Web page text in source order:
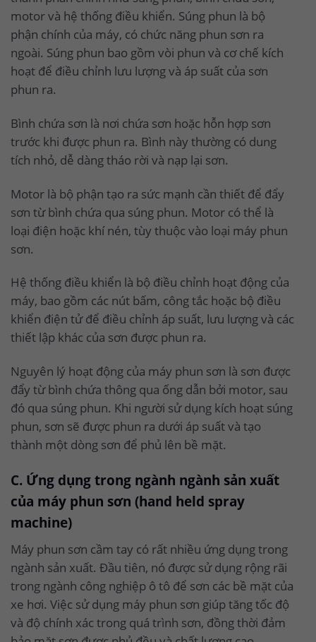
motor và hệ thống điều khiển. Súng phun là bộ
phận chính của máy, có chức năng phun sơn ra
ngoài. Súng phun bao gồm vòi phun và cơ chế kích
hoạt để điều chỉnh lưu lượng và áp suất của sơn
phun ra.
Bình chứa sơn là nơi chứa sơn hoặc hỗn hợp sơn
trước khi được phun ra. Bình này thường có dung
tích nhỏ, dễ dàng tháo rời và nạp lại sơn.
Motor là bộ phận tạo ra sức mạnh cần thiết để đẩy
sơn từ bình chứa qua súng phun. Motor có thể là
loại điện hoặc khí nén, tùy thuộc vào loại máy phun
sơn.
Hệ thống điều khiển là bộ điều chỉnh hoạt động của
máy, bao gồm các nút bấm, công tắc hoặc bộ điều
khiển điện tử để điều chỉnh áp suất, lưu lượng và các
thiết lập khác của sơn được phun ra.
Nguyên lý hoạt động của máy phun sơn là sơn được
đẩy từ bình chứa thông qua ống dẫn bởi motor, sau
đó qua súng phun. Khi người sử dụng kích hoạt súng
phun, sơn sẽ được phun ra dưới áp suất và tạo
thành một dòng sơn để phủ lên bề mặt.
C. Ứng dụng trong ngành ngành sản xuất
của máy phun sơn (hand held spray
machine)
Máy phun sơn cầm tay có rất nhiều ứng dụng trong
ngành sản xuất. Đầu tiên, nó được sử dụng rộng rãi
trong ngành công nghiệp ô tô để sơn các bề mặt của
xe hơi. Việc sử dụng máy phun sơn giúp tăng tốc độ
và độ chính xác trong quá trình sơn, đồng thời đảm